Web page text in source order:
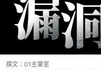
撰文： 01主筆室